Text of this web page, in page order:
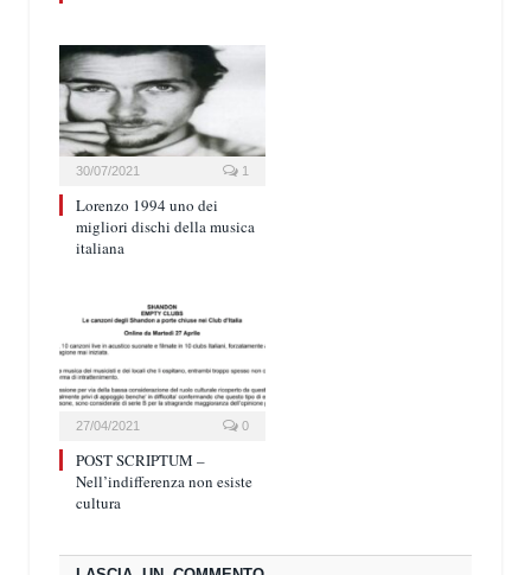
30/07/2021 1
Lorenzo 1994 uno dei
migliori dischi della musica
italiana
27/04/2021 0
POST SCRIPTUM –
Nell’indifferenza non esiste
cultura